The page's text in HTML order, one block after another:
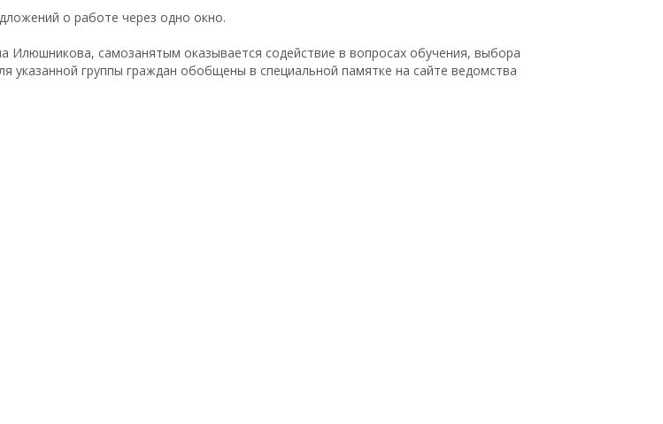
о работе через одно окно.
Илюшникова, самозанятым оказывается содействие в вопросах обучения, выбора
указанной группы граждан обобщены в специальной памятке на сайте ведомства